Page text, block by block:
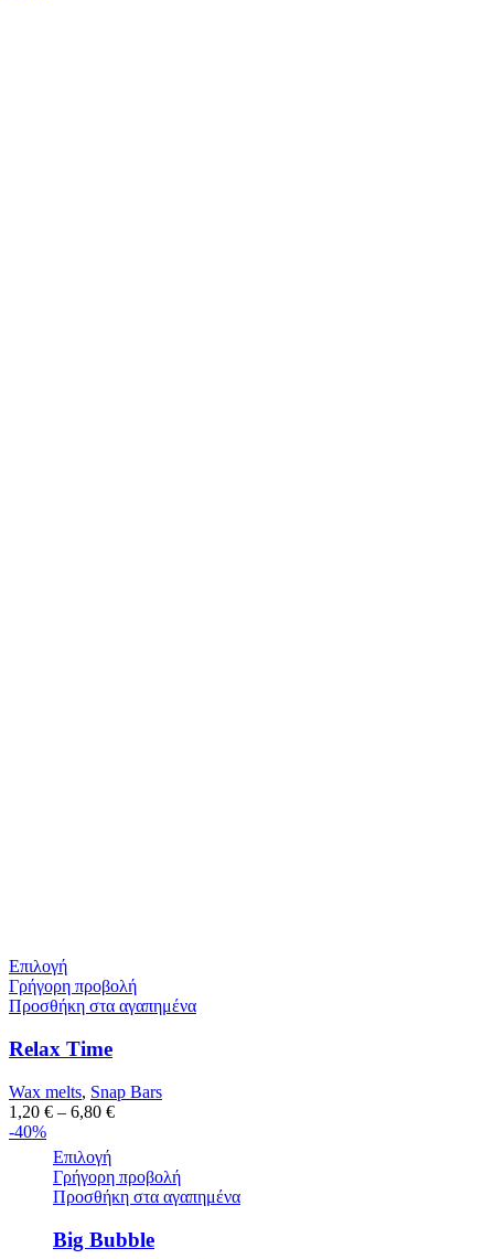
Επιλογή
Γρήγορη προβολή
Προσθήκη στα αγαπημένα
Big Bubble
Επιλογή
Γρήγορη προβολή
Προσθήκη στα αγαπημένα
Relax Time
Wax melts, Snap Bars
1,20 € – 6,80 €
-40%